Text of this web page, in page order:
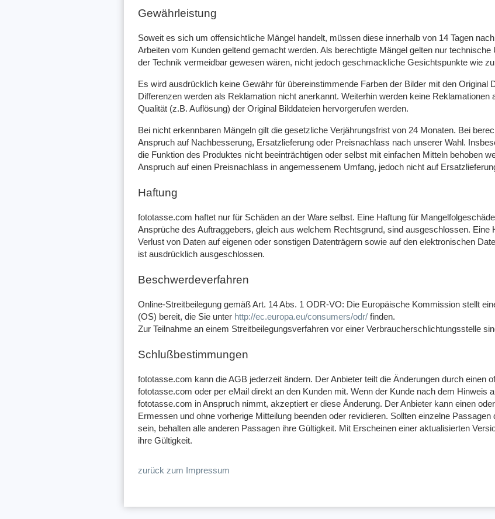
Gewährleistung
Soweit es sich um offensichtliche Mängel handelt, müssen diese innerhalb von 14 Tagen
Arbeiten vom Kunden geltend gemacht werden. Als berechtigte Mängel gelten nur
der Technik vermeidbar gewesen wären, nicht jedoch geschmackliche Gesichtspunkte wie
Es wird ausdrücklich keine Gewähr für übereinstimmende Farben der Bilder mit den Original
Differenzen werden als Reklamation nicht anerkannt. Weiterhin werden keine Reklamationen
Qualität (z.B. Auflösung) der Original Bilddateien hervorgerufen werden.
Bei nicht erkennbaren Mängeln gilt die gesetzliche Verjährungsfrist von 24 Monaten. Bei
Anspruch auf Nachbesserung, Ersatzlieferung oder Preisnachlass nach unserer Wahl.
die Funktion des Produktes nicht beeinträchtigen oder selbst mit einfachen Mitteln behoben
Anspruch auf einen Preisnachlass in angemessenem Umfang, jedoch nicht auf
Haftung
fototasse.com haftet nur für Schäden an der Ware selbst. Eine Haftung für
Ansprüche des Auftraggebers, gleich aus welchem Rechtsgrund, sind ausgeschlossen. Eine
Verlust von Daten auf eigenen oder sonstigen Datenträgern sowie auf den elektronischen
ist ausdrücklich ausgeschlossen.
Beschwerdeverfahren
Online-Streitbeilegung gemäß Art. 14 Abs. 1 ODR-VO: Die Europäische Kommission stellt
(OS) bereit, die Sie unter http://ec.europa.eu/consumers/odr/ finden.
Zur Teilnahme an einem Streitbeilegungsverfahren vor einer Verbraucherschlichtungsstelle
Schlußbestimmungen
fototasse.com kann die AGB jederzeit ändern. Der Anbieter teilt die Änderungen durch einen
fototasse.com oder per eMail direkt an den Kunden mit. Wenn der Kunde nach dem Hinweis
fototasse.com in Anspruch nimmt, akzeptiert er diese Änderung. Der Anbieter kann einen
Ermessen und ohne vorherige Mitteilung beenden oder revidieren. Sollten einzelne
sein, behalten alle anderen Passagen ihre Gültigkeit. Mit Erscheinen einer aktualisierten
ihre Gültigkeit.
zurück zum Impressum